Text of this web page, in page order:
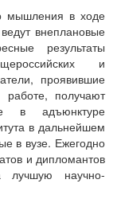
мышления в ходе
внеплановые
результаты
и
проявившие
работе, получают
в адъюнктуре
в дальнейшем
в вузе. Ежегодно
и дипломантов
лучшую научно-